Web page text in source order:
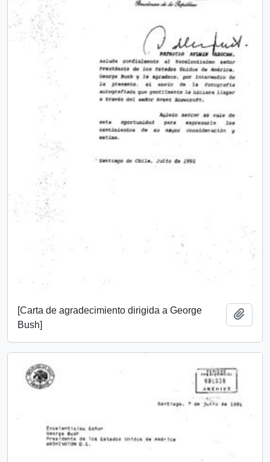
[Carta de agradecimiento dirigida a George
Bush]